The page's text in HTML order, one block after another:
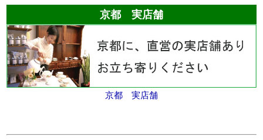
京都 実店舗
京都 実店舗